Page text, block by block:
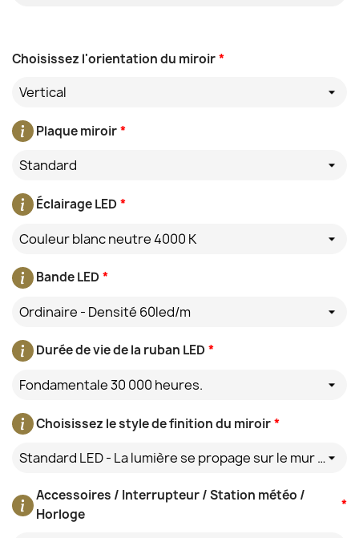
*
Choisissez l'orientation du miroir
Vertical
*
Plaque miroir
Standard
*
Éclairage LED
Couleur blanc neutre 4000 K
*
Bande LED
Ordinaire - Densité 60led/m
*
Durée de vie de la ruban LED
Fondamentale 30 000 heures.
*
Choisissez le style de finition du miroir
Standard LED - La lumière se propage sur le mur derrière le miroir
*
Accessoires / Interrupteur / Station météo /
Horloge